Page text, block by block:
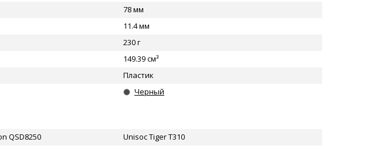
78 мм
11.4 мм
230 г
149.39 см³
Пластик
Черный
QSD8250
Unisoc Tiger T310